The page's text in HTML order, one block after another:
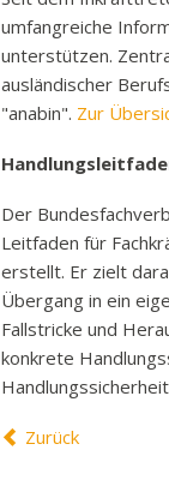
umfangreiche
unterstützen.
ausländischer
"anabin". Zur
Der
Leitfaden für
erstellt. Er zielt
Übergang in ein
Fallstricke und
konkrete
Zurück